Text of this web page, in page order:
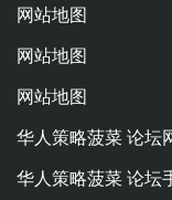
网站地图
网站地图
网站地图
华人策略菠菜 论坛
华人策略菠菜 论坛